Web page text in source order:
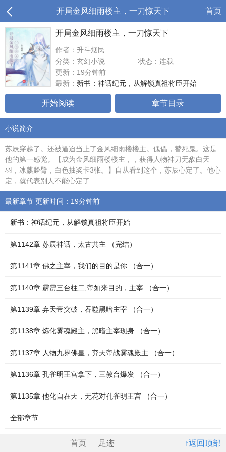
开局金风细雨楼主，一刀惊天下 首页
开局金风细雨楼主，一刀惊天下
作者：升斗烟民
分类：玄幻小说
状态：连载
更新：19分钟前
最新： 新书：神话纪元，从解锁真祖将臣开始
开始阅读 章节目录
小说简介
苏辰穿越了。还被逼迫当上了金风细雨楼楼主。傀儡，替死鬼。这是
他的第一感觉。【成为金风细雨楼楼主，，获得人物神刀无敌白天
羽，冰麒麟臂，白色抽奖卡3张。】自从看到这个，苏辰心定了。他心
定，就代表别人不能心定了.....
最新章节 更新时间：19分钟前
新书：神话纪元，从解锁真祖将臣开始
第1142章 苏辰神话，太古共主 （完结）
第1141章 佛之主宰，我们的目的是你 （合一）
第1140章 霹雳三台柱二,帝如来目的，主宰 （合一）
第1139章 弃天帝突破，吞噬黑暗主宰 （合一）
第1138章 炼化雾魂殿主，黑暗主宰现身 （合一）
第1137章 人物九界佛皇，弃天帝战雾魂殿主 （合一）
第1136章 孔雀明王宫拿下，三教台爆发 （合一）
第1135章 他化自在天，无花对孔雀明王宫 （合一）
全部章节
↑返回顶部
首页 足迹